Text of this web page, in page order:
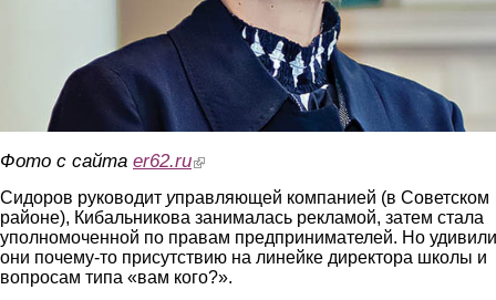
Фото с сайта er62.ru(link is external)
Сидоров руководит управляющей компанией (в Советском
районе), Кибальникова занималась рекламой, затем стала
уполномоченной по правам предпринимателей. Но
они почему-то присутствию на линейке директора школы и
вопросам типа «вам кого?».